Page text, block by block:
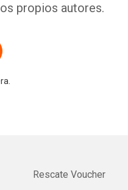
propios autores.
Rescate Voucher